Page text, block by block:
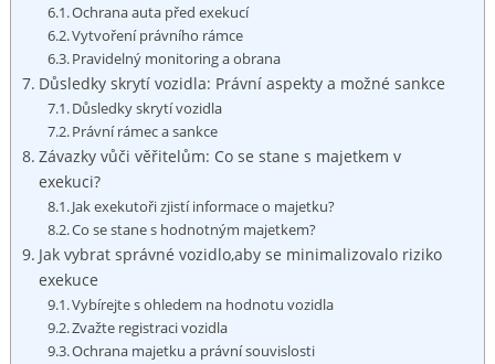
Ochrana auta před exekucí
Vytvoření právního rámce
Pravidelný monitoring a obrana
Důsledky⁢ skrytí vozidla: Právní aspekty a možné sankce
Důsledky skrytí vozidla
Právní rámec a sankce
Závazky vůči věřitelům: Co se stane s majetkem ‌v
exekuci?
Jak exekutoři‌ zjistí ⁢informace ‍o majetku?
Co se stane s hodnotným majetkem?
Jak vybrat správné​ vozidlo,aby se minimalizovalo‌ riziko
exekuce
Vybírejte s ohledem na hodnotu vozidla
Zvažte registraci vozidla
Ochrana majetku a ‌právní souvislosti